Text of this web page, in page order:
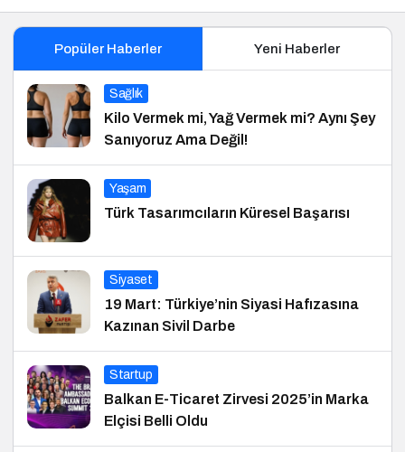
Popüler Haberler Yeni Haberler
Sağlık
Kilo Vermek mi, Yağ Vermek mi? Aynı Şey
Sanıyoruz Ama Değil!
Yaşam
Türk Tasarımcıların Küresel Başarısı
Siyaset
19 Mart: Türkiye’nin Siyasi Hafızasına
Kazınan Sivil Darbe
Startup
Balkan E-Ticaret Zirvesi 2025’in Marka
Elçisi Belli Oldu